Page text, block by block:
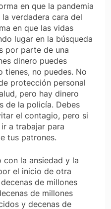
en que la pandemia
verdadera cara del
en que las vidas
lugar en la búsqueda
por parte de una
dinero puedes
tienes, no puedes. No
protección personal
pero hay dinero
de la policía. Debes
el contagio, pero si
a trabajar para
tus patrones.
con la ansiedad y la
el inicio de otra
de millones
de millones
y decenas de